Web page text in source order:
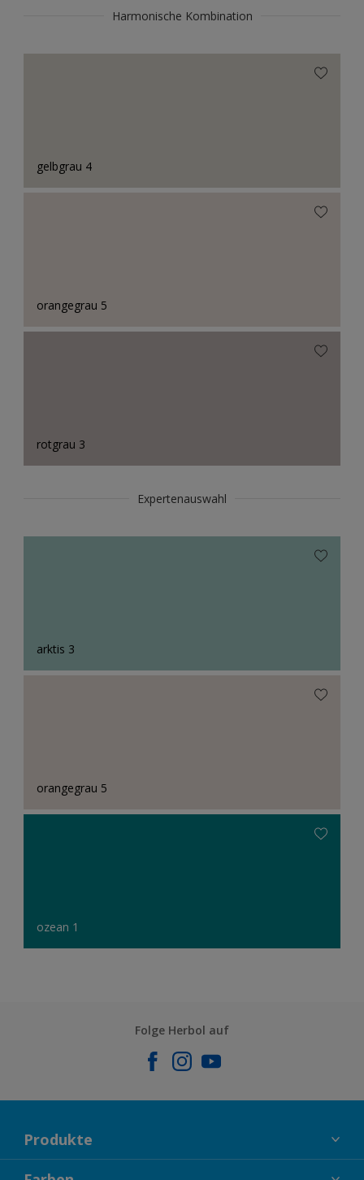
Harmonische Kombination
gelbgrau 4
orangegrau 5
rotgrau 3
Expertenauswahl
arktis 3
orangegrau 5
ozean 1
Folge Herbol auf
Produkte
FASSADENFARBEN